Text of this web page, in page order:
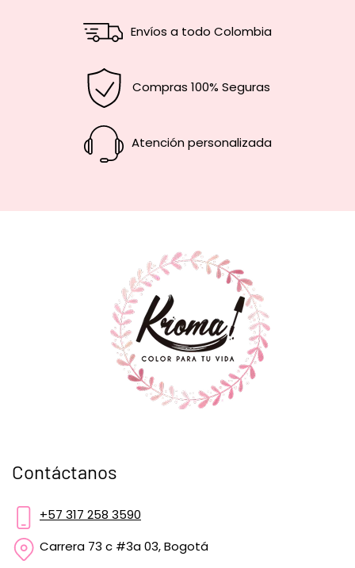
Envíos a todo Colombia
Compras 100% Seguras
Atención personalizada
Contáctanos
+57 317 258 3590
Carrera 73 c #3a 03, Bogotá